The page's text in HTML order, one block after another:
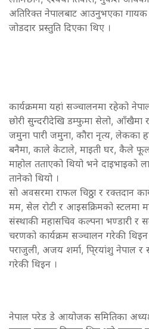
अतिरिक्त नेपालबाट आउनुभएका
जोडदार प्रस्तुति दिएका थिए ।
कार्यक्रममा यहां सञ्चालनमा रहेको
छोरी सुन्दरीदेखि डम्फुमा सेलो, आँखैमा
जमुना पारी जमुना, कौरा नृत्य, लेकका
बनैमा, काले केटाले, माइती घर, कैले
माहोल तताएको थियो भने दाइभाइको
तानेको थियो ।
सो अवसरमा राफल चिठ्ठा र रक्तदान
मम, सेल रोटी र आइसक्रिमको स्टलमा
संस्थाकी महासचिव कल्पना भण्डारी र
चरणको कार्यक्रम सञ्चालन गरेकी थिइन
पराजुली, अजय शर्मा, पि्रयांशु नेपाल
गरेकी थिइन ।
नेपाल परेड डे आयोजक समितिका